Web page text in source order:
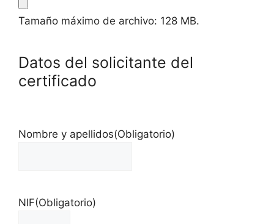
Tamaño máximo de archivo: 128 MB.
Datos del solicitante del
certificado
Nombre y apellidos(Obligatorio)
NIF(Obligatorio)